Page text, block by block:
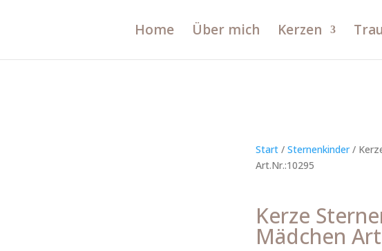
Home Über mich Kerzen
Start/ Sternenkinder/
Art.Nr.:10295
Kerze
Mädchen